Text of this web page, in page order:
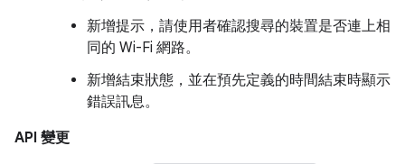
新增提示，請使用者確認搜尋的裝置是否連上相
同的 Wi-Fi 網路。
新增結束狀態，並在預先定義的時間結束時顯示
錯誤訊息。
API 變更